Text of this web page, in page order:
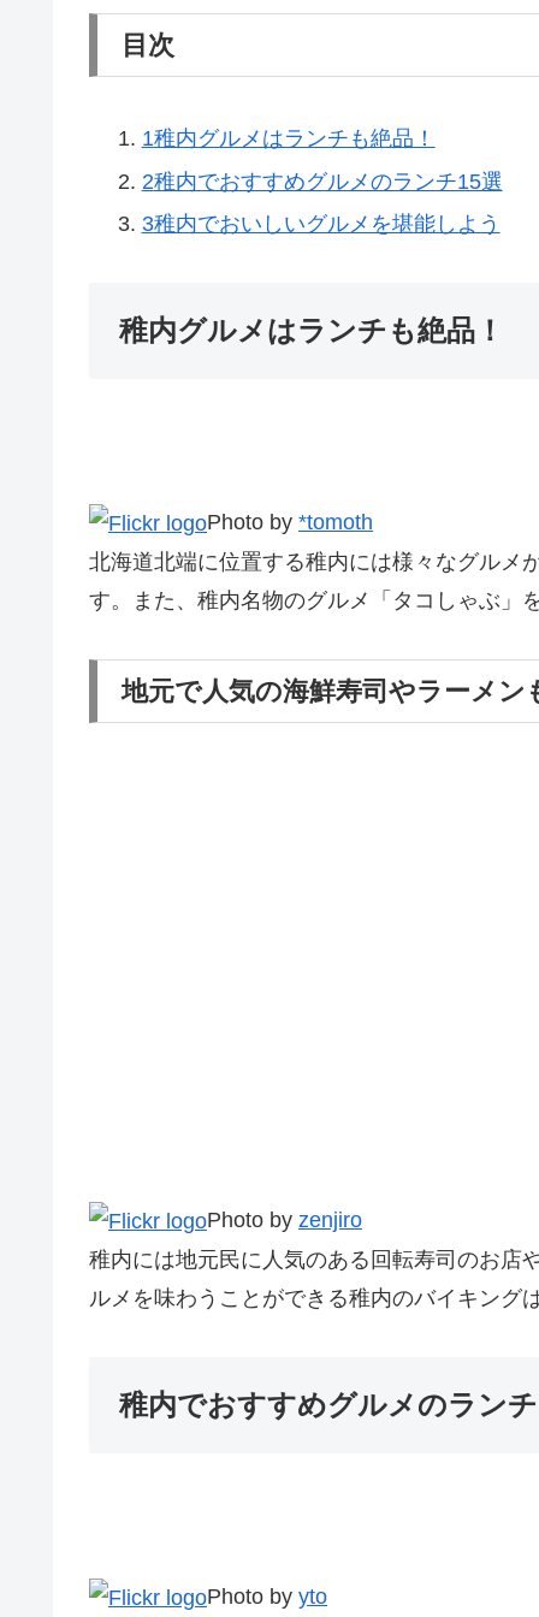
目次
1稚内グルメはランチも絶品！
2稚内でおすすめグルメのランチ15選
3稚内でおいしいグルメを堪能しよう
稚内グルメはランチも絶品！
Photo by *tomoth
北海道北端に位置する稚内には様々なグルメ
す。また、稚内名物のグルメ「タコしゃぶ」
地元で人気の海鮮寿司やラーメン
Photo by zenjiro
稚内には地元民に人気のある回転寿司のお店
ルメを味わうことができる稚内のバイキング
稚内でおすすめグルメのラン
Photo by yto